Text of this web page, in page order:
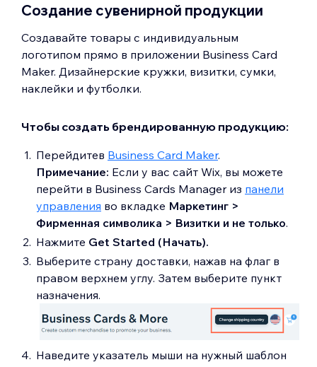
Создание сувенирной продукции
Создавайте товары с индивидуальным
логотипом прямо в приложении Business Card
Maker. Дизайнерские кружки, визитки, сумки,
наклейки и футболки.
Чтобы создать брендированную продукцию:
Перейдитев Business Card Maker.
Примечание: Если у вас сайт Wix, вы можете
перейти в Business Cards Manager из панели
управления во вкладке Маркетинг >
Фирменная символика > Визитки и не только.
Нажмите Get Started (Начать).
Выберите страну доставки, нажав на флаг в
правом верхнем углу. Затем выберите пункт
назначения.
Наведите указатель мыши на нужный шаблон